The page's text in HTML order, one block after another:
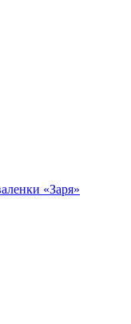
«Заря»